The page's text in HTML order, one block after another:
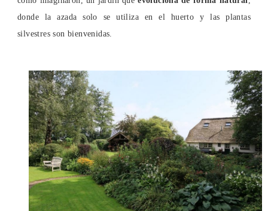
donde la azada solo se utiliza en el huerto y las plantas
silvestres son bienvenidas.